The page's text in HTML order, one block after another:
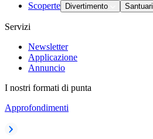
Scoperte Divertimento Santuari
Servizi
Newsletter
Applicazione
Annuncio
I nostri formati di punta
Approfondimenti